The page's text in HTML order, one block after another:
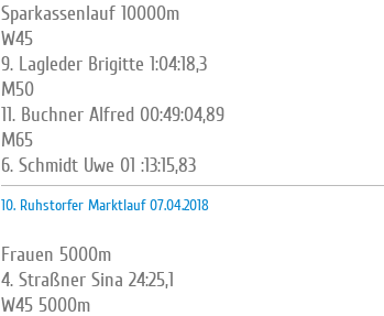
Sparkassenlauf 10000m
W45
9. Lagleder Brigitte 1:04:18,3
M50
11. Buchner Alfred 00:49:04,89
M65
6. Schmidt Uwe 01 :13:15,83
10. Ruhstorfer Marktlauf 07.04.2018
Frauen 5000m
4. Straßner Sina 24:25,1
W45 5000m